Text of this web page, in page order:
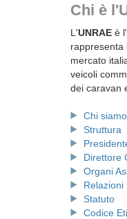
Chi è
L'UNRAE è
rappresenta
mercato
veicoli
dei caravan
Chi siamo
Struttura
Direttore
Organi
Relazioni
Statuto
Codice